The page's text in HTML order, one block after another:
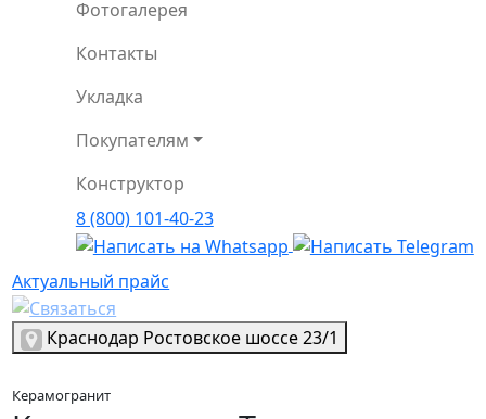
Фотогалерея
Контакты
Укладка
Покупателям
Конструктор
8 (800) 101-40-23
Актуальный прайс
Актуальный прайс
Выбрать город
Краснодар Ростовское шоссе 23/1
Керамогранит